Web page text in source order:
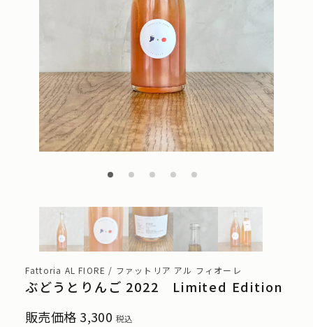
Fattoria AL FIORE / ファットリア アル フィオーレ
ぶどうとりんご 2022 Limited Edition
販売価格 3,300 税込